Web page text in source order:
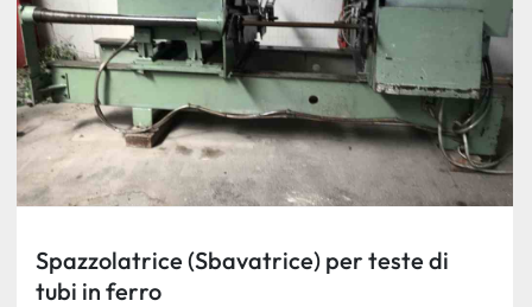
Spazzolatrice (Sbavatrice) per teste di
tubi in ferro